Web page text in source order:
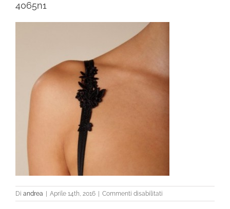
4065n1
Di andrea Aprile 14th, 2016 Commenti disabilitati
4065n1